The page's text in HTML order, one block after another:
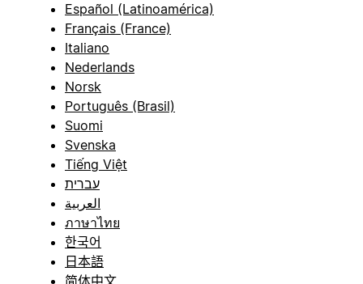
Español (Latinoamérica)
Français (France)
Italiano
Nederlands
Norsk
Português (Brasil)
Suomi
Svenska
Tiếng Việt
עברית
العربية
ภาษาไทย
한국어
日本語